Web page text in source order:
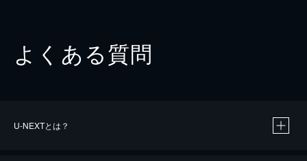
よくある質問
U-NEXTとは？